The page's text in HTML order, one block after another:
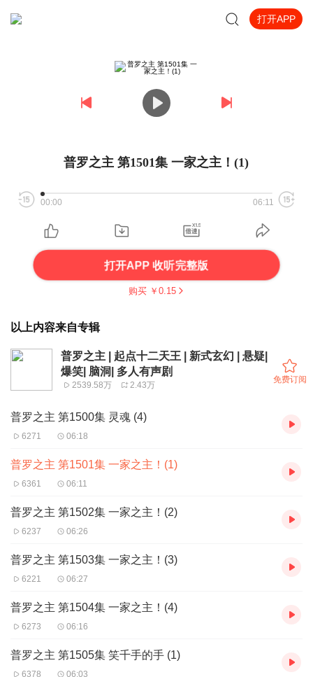
打开APP
普罗之主 第1501集 一家之主！(1)
00:00 06:11
打开APP 收听完整版
购买 ￥ 0.15
以上内容来自专辑
普罗之主 | 起点十二天王 | 新式玄幻 | 悬疑|
爆笑| 脑洞| 多人有声剧
2539.58万 2.43万
免费订阅
普罗之主 第1500集 灵魂 (4)
6271 06:18
普罗之主 第1501集 一家之主！(1)
6361 06:11
普罗之主 第1502集 一家之主！(2)
6237 06:26
普罗之主 第1503集 一家之主！(3)
6221 06:27
普罗之主 第1504集 一家之主！(4)
6273 06:16
普罗之主 第1505集 笑千手的手 (1)
6378 06:03